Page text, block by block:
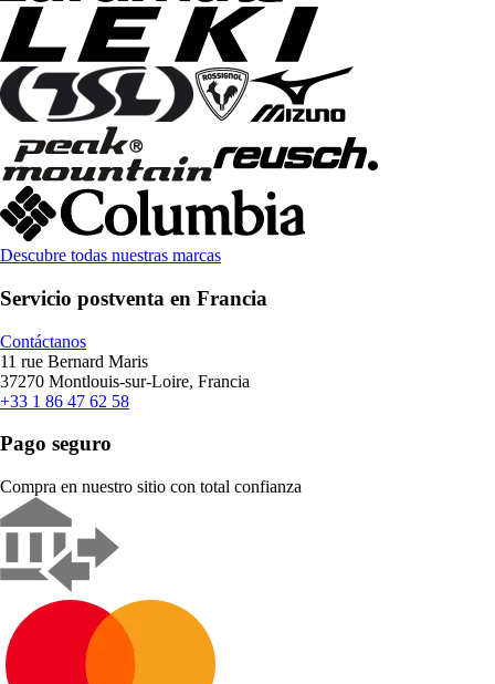
Descubre todas nuestras marcas
Servicio postventa en Francia
Contáctanos
11 rue Bernard Maris
37270 Montlouis-sur-Loire, Francia
+33 1 86 47 62 58
Pago seguro
Compra en nuestro sitio con total confianza